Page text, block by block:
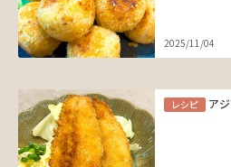
2025/11/04
レシピ ア